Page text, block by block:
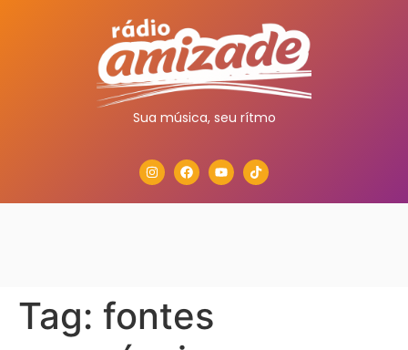
Sua música, seu rítmo
Tag: fontes